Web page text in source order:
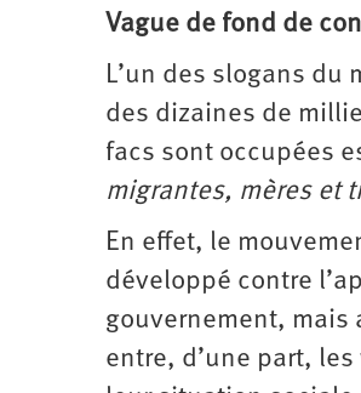
Vague de fond de
L’un des slogans
des dizaines de
facs sont occupées
migrantes, mères et
En effet, le
développé contre
gouvernement, mais
entre, d’une part,